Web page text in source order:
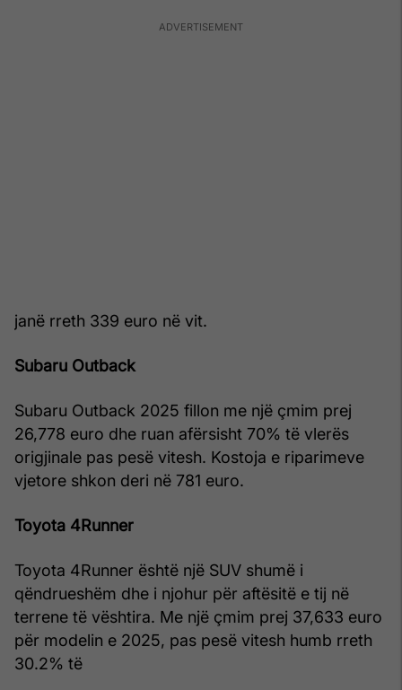
janë rreth 339 euro në vit.
Subaru Outback
Subaru Outback 2025 fillon me një çmim prej
26,778 euro dhe ruan afërsisht 70% të vlerës
origjinale pas pesë vitesh. Kostoja e riparimeve
vjetore shkon deri në 781 euro.
Toyota 4Runner
Toyota 4Runner është një SUV shumë i
qëndrueshëm dhe i njohur për aftësitë e tij në
terrene të vështira. Me një çmim prej 37,633 euro
për modelin e 2025, pas pesë vitesh humb rreth
30.2% të